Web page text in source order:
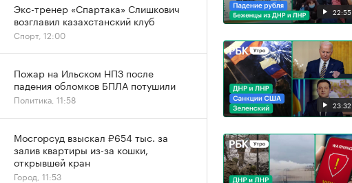
22:55
23:32
Экс-тренер «Спартака» Слишкович
возглавил казахстанский клуб
Спорт, 12:00
Пожар на Ильском НПЗ после
падения обломков БПЛА потушили
Политика, 11:58
Мосгорсуд взыскал ₽654 тыс. за
залив квартиры из-за кошки,
открывшей кран
Город, 11:53